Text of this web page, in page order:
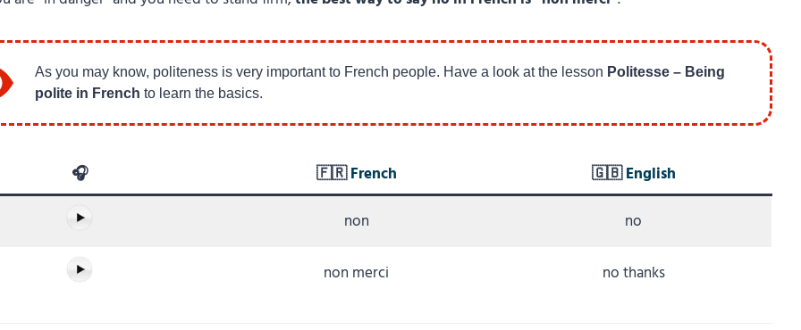
As you may know, politeness is very important to French people. Have a look at the lesson Politesse – Being
polite in French to learn the basics.
🎧 🇫🇷French 🇬🇧English
non
no
non merci no thanks